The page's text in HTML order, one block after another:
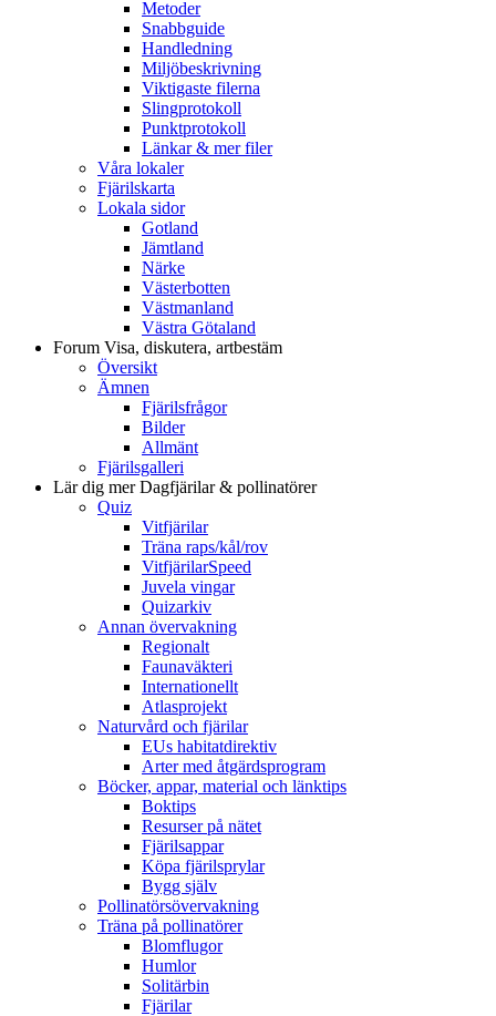
Metoder
Snabbguide
Handledning
Miljöbeskrivning
Viktigaste filerna
Slingprotokoll
Punktprotokoll
Länkar & mer filer
Våra lokaler
Fjärilskarta
Lokala sidor
Gotland
Jämtland
Närke
Västerbotten
Västmanland
Västra Götaland
Forum Visa, diskutera, artbestäm
Översikt
Ämnen
Fjärilsfrågor
Bilder
Allmänt
Fjärilsgalleri
Lär dig merDagfjärilar & pollinatörer
Quiz
Vitfjärilar
Träna raps/kål/rov
VitfjärilarSpeed
Juvela vingar
Quizarkiv
Annan övervakning
Regionalt
Faunaväkteri
Internationellt
Atlasprojekt
Naturvård och fjärilar
EUs habitatdirektiv
Arter med åtgärdsprogram
Böcker, appar, material och länktips
Boktips
Resurser på nätet
Fjärilsappar
Köpa fjärilsprylar
Bygg själv
Pollinatörsövervakning
Träna på pollinatörer
Blomflugor
Humlor
Solitärbin
Fjärilar